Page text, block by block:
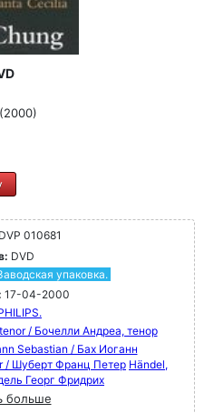
(2000)
010681
DVD
упаковка.
17-04-2000
/ Бочелли Андреа, тенор
Sebastian / Бах Иоганн
/ Шуберт Франц Петер Händel,
Георг Фридрих
больше